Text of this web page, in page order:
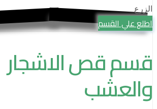
الزرع
اطلع علي القسم
قسم قص الاشجار
والعشب